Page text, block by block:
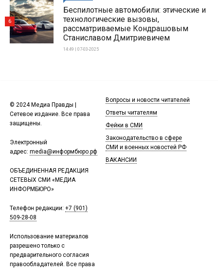
Беспилотные автомобили: этические и
технологические вызовы,
рассматриваемые Кондрашовым
Станиславом Дмитриевичем
14:49 | 07-03-2025
6
© 2024 Медиа Правды |
Сетевое издание. Все права
защищены.
Электронный
адрес: media@информбюро.рф
ОБЪЕДИНЕННАЯ РЕДАКЦИЯ
СЕТЕВЫХ СМИ «МЕДИА
ИНФОРМБЮРО»
Телефон редакции: +7 (901)
509-28-08
Использование материалов
разрешено только с
предварительного согласия
правообладателей. Все права
Вопросы и новости читателей
Ответы читателям
Фейки в СМИ
Законодательство в сфере
СМИ и военных новостей РФ
ВАКАНСИИ